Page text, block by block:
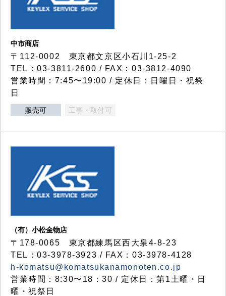
中市商店
〒112-0002 東京都文京区小石川1-25-2
TEL：03-3811-2600 / FAX：03-3812-4090
営業時間：7:45〜19:00 / 定休日：日曜日・祝祭
日
販売可 工事・取付可
（有）小松金物店
〒178-0065 東京都練馬区西大泉4-8-23
TEL：03-3978-3923 / FAX：03-3978-4128
h-komatsu@komatsukanamonoten.co.jp
営業時間：8:30〜18：30 / 定休日：第1土曜・日
曜・祝祭日